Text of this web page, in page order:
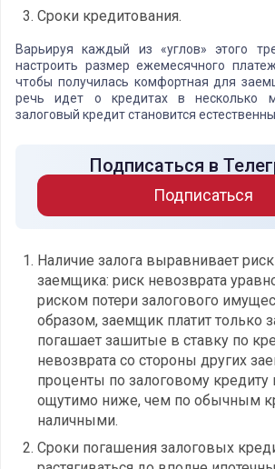
Сроки кредитования.
Варьируя каждый из «углов» этого
настроить размер ежемесячного
чтобы получилась комфортная для
речь идет о кредитах в несколько
залоговый кредит становится
Подписаться в
Подписаться
Наличие залога выравнивает
заемщика: риск невозврата
риском потери залогового
образом, заемщик платит только
погашает зашитые в ставку по
невозврата со стороны других
проценты по залоговому кредиту
ощутимо ниже, чем по обычным
наличными.
Сроки погашения залоговых